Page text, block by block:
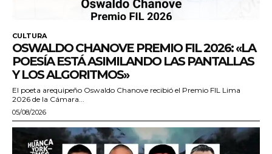
CULTURA
OSWALDO CHANOVE PREMIO FIL 2026: «LA
POESÍA ESTÁ ASIMILANDO LAS PANTALLAS
Y LOS ALGORITMOS»
El poeta arequipeño Oswaldo Chanove recibió el Premio FIL Lima
2026 de la Cámara...
05/08/2026